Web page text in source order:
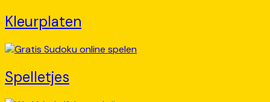
Kleurplaten
Spelletjes